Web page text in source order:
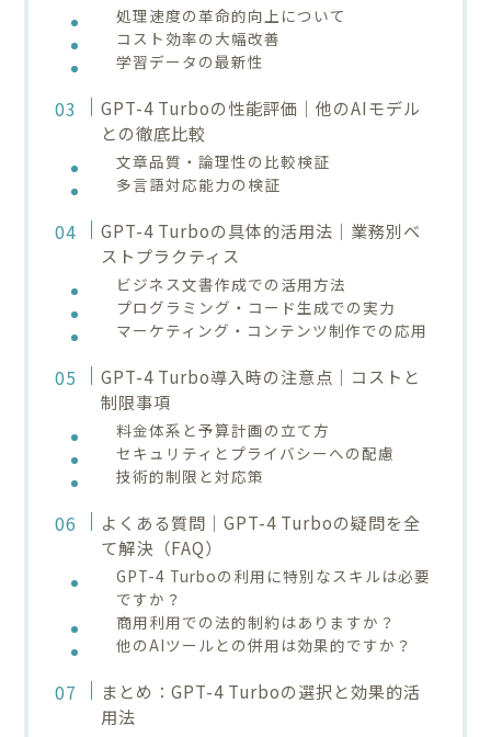
処理速度の革命的向上について
コスト効率の大幅改善
学習データの最新性
GPT-4 Turboの性能評価｜他のAIモデル
との徹底比較
文章品質・論理性の比較検証
多言語対応能力の検証
GPT-4 Turboの具体的活用法｜業務別ベ
ストプラクティス
ビジネス文書作成での活用方法
プログラミング・コード生成での実力
マーケティング・コンテンツ制作での応用
GPT-4 Turbo導入時の注意点｜コストと
制限事項
料金体系と予算計画の立て方
セキュリティとプライバシーへの配慮
技術的制限と対応策
よくある質問｜GPT-4 Turboの疑問を全
て解決（FAQ）
GPT-4 Turboの利用に特別なスキルは必要
ですか？
商用利用での法的制約はありますか？
他のAIツールとの併用は効果的ですか？
まとめ：GPT-4 Turboの選択と効果的活
用法